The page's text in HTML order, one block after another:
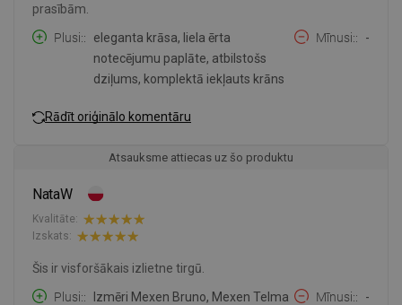
prasībām.
Plusi:
eleganta krāsa, liela ērta
notecējumu paplāte, atbilstošs
dziļums, komplektā iekļauts krāns
Mīnusi: -
Rādīt oriģinālo komentāru
Atsauksme attiecas uz šo produktu
NataW
Kvalitāte:
Izskats:
Šis ir visforšākais izlietne tirgū.
Plusi:
Izmēri Mexen Bruno, Mexen Telma
Mīnusi: -